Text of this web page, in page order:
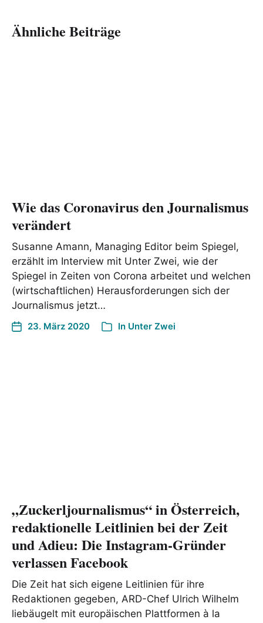
Ähnliche Beiträge
Wie das Coronavirus den Journalismus
verändert
Susanne Amann, Managing Editor beim Spiegel,
erzählt im Interview mit Unter Zwei, wie der
Spiegel in Zeiten von Corona arbeitet und welchen
(wirtschaftlichen) Herausforderungen sich der
Journalismus jetzt…
23. März 2020 In Unter Zwei
„Zuckerljournalismus“ in Österreich,
redaktionelle Leitlinien bei der Zeit
und Adieu: Die Instagram-Gründer
verlassen Faceboo‪k
Die Zeit hat sich eigene Leitlinien für ihre
Redaktionen gegeben, ARD-Chef Ulrich Wilhelm
liebäugelt mit europäischen Plattformen à la